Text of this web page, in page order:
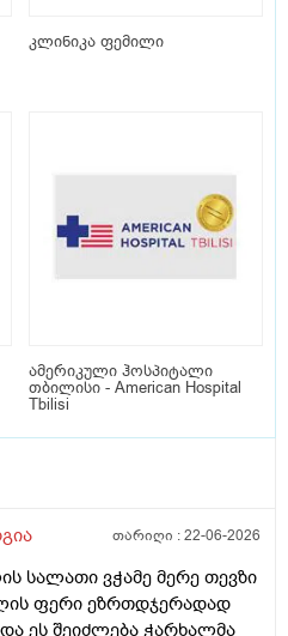
კლინიკა ფემილი
ამერიკული ჰოსპიტალი
თბილისი - American Hospital
Tbilisi
თარიღი :22-06-2026
სალათი ვჭამე მერე თევზი
ფერი ეზრთდჯერადად
ეს შეიძლება ჭარხალმა